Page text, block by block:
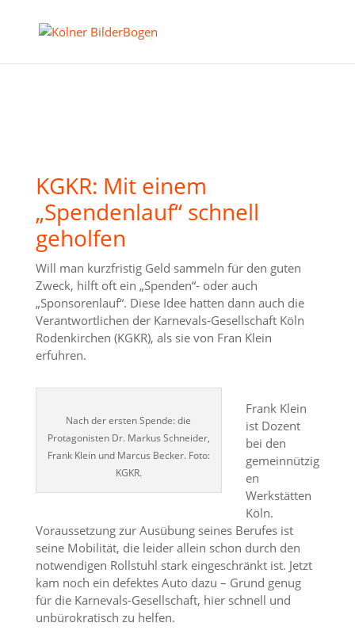
KGKR: Mit einem
„Spendenlauf“ schnell
geholfen
Will man kurzfristig Geld sammeln für den guten
Zweck, hilft oft ein „Spenden“- oder auch
„Sponsorenlauf“. Diese Idee hatten dann auch die
Verantwortlichen der Karnevals-Gesellschaft Köln
Rodenkirchen (KGKR), als sie von Fran Klein
erfuhren.
Nach der ersten Spende: die
Protagonisten Dr. Markus Schneider,
Frank Klein und Marcus Becker. Foto:
KGKR.
Frank Klein
ist Dozent
bei den
gemeinnützig
en
Werkstätten
Köln.
Voraussetzung zur Ausübung seines Berufes ist
seine Mobilität, die leider allein schon durch den
notwendigen Rollstuhl stark eingeschränkt ist. Jetzt
kam noch ein defektes Auto dazu – Grund genug
für die Karnevals-Gesellschaft, hier schnell und
unbürokratisch zu helfen.